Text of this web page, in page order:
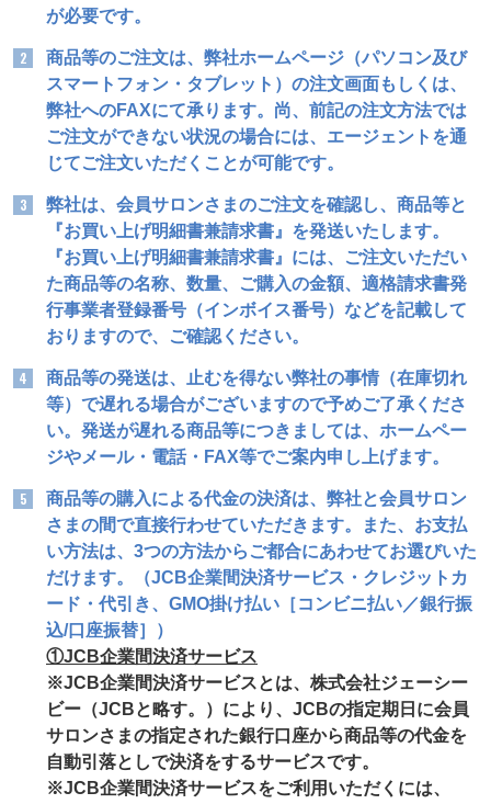
が必要です。
商品等のご注文は、弊社ホームページ（パソコン及び
スマートフォン・タブレット）の注文画面もしくは、
弊社へのFAXにて承ります。尚、前記の注文方法では
ご注文ができない状況の場合には、エージェントを通
じてご注文いただくことが可能です。
弊社は、会員サロンさまのご注文を確認し、商品等と
『お買い上げ明細書兼請求書』を発送いたします。
『お買い上げ明細書兼請求書』には、ご注文いただい
た商品等の名称、数量、ご購入の金額、適格請求書発
行事業者登録番号（インボイス番号）などを記載して
おりますので、ご確認ください。
商品等の発送は、止むを得ない弊社の事情（在庫切れ
等）で遅れる場合がございますので予めご了承くださ
い。発送が遅れる商品等につきましては、ホームペー
ジやメール・電話・FAX等でご案内申し上げます。
商品等の購入による代金の決済は、弊社と会員サロン
さまの間で直接行わせていただきます。また、お支払
い方法は、3つの方法からご都合にあわせてお選びいた
だけます。（JCB企業間決済サービス・クレジットカ
ード・代引き、GMO掛け払い［コンビニ払い／銀行振
込/口座振替］）
①JCB企業間決済サービス
※JCB企業間決済サービスとは、株式会社ジェーシー
ビー（JCBと略す。）により、JCBの指定期日に会員
サロンさまの指定された銀行口座から商品等の代金を
自動引落としで決済をするサービスです。
※JCB企業間決済サービスをご利用いただくには、